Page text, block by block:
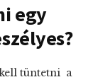
egy
tüntetni a